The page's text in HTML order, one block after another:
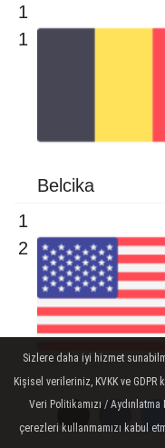
1
1
Belcika
1
2
ABD
1
Sizlere daha iyi hizmet
Kişisel verileriniz, KVKK ve
Veri Politikamızı /
çerezleri kullanmamızı kabul